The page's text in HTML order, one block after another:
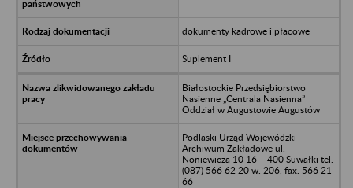
dokumenty kadrowe i płacowe
Suplement I
Białostockie Przedsiębiorstwo
Nasienne „Centrala Nasienna”
Oddział w Augustowie Augustów
Podlaski Urząd Wojewódzki
Archiwum Zakładowe ul.
Noniewicza 10 16 – 400 Suwałki tel.
(087) 566 62 20 w. 206, fax. 566 21
66